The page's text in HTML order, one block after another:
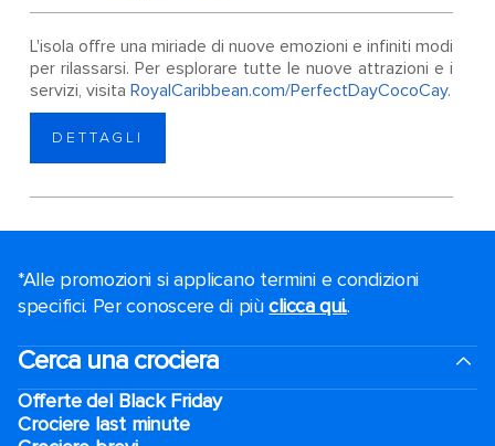
L'isola offre una miriade di nuove emozioni e infiniti modi
per rilassarsi. Per esplorare tutte le nuove attrazioni e i
servizi, visita RoyalCaribbean.com/PerfectDayCocoCay.
DETTAGLI
*Alle promozioni si applicano termini e condizioni
specifici. Per conoscere di piùclicca qui..
Cerca una crociera
Offerte del Black Friday
Crociere last minute